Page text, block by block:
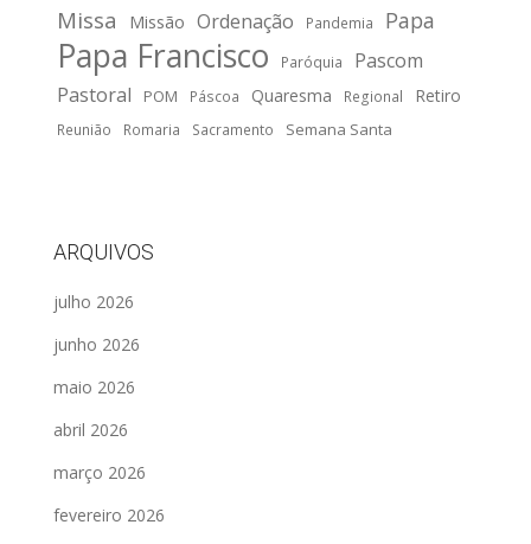
Missa Missão Ordenação Pandemia Papa
Papa Francisco Paróquia
Pascom
Pastoral
POM Páscoa Quaresma Regional Retiro
Reunião Romaria Sacramento Semana Santa
ARQUIVOS
julho 2026
junho 2026
maio 2026
abril 2026
março 2026
fevereiro 2026